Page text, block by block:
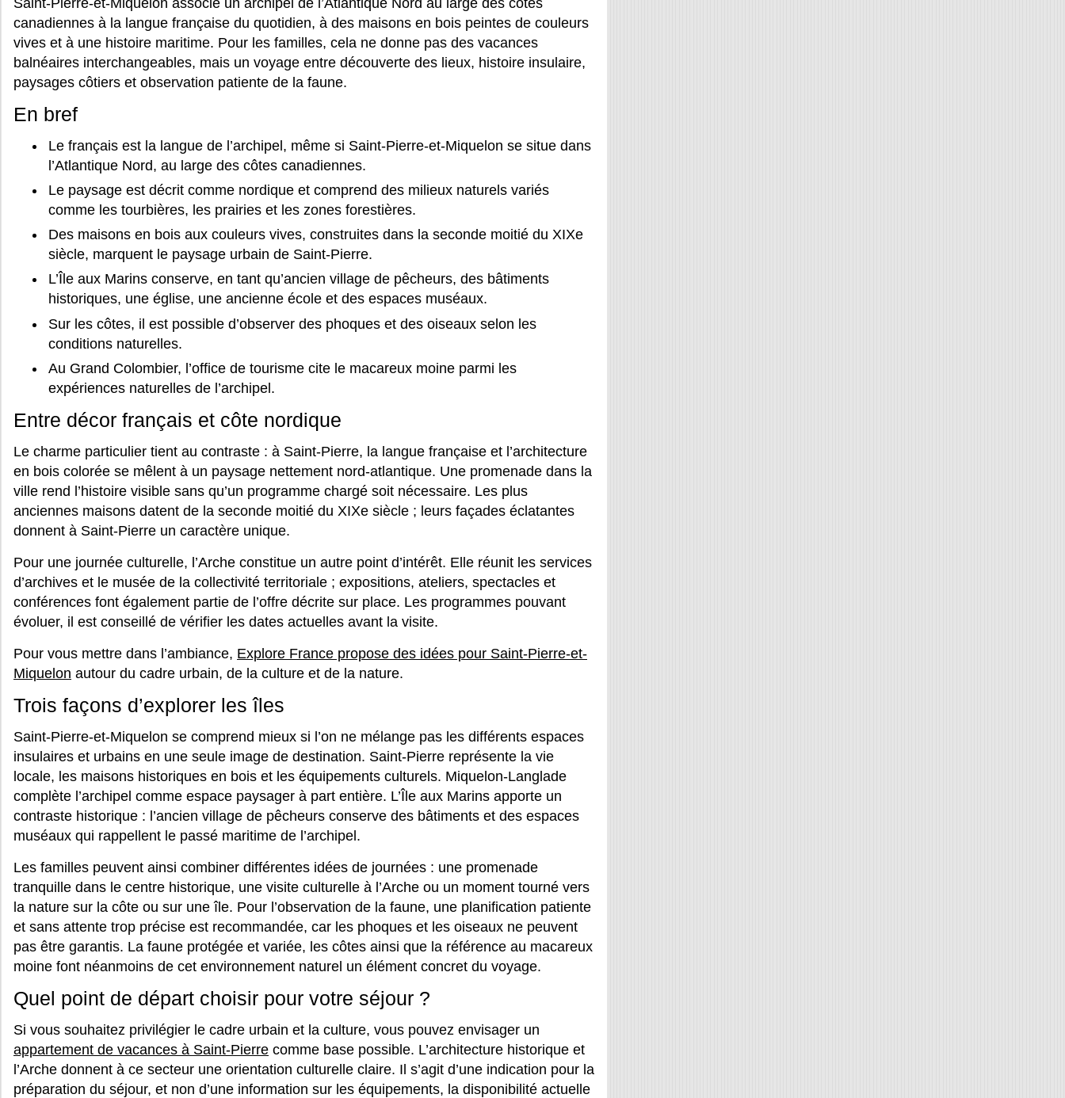
Saint-Pierre-et-Miquelon associe un archipel de l’Atlantique Nord au large des côtes
canadiennes à la langue française du quotidien, à des maisons en bois peintes de couleurs
vives et à une histoire maritime. Pour les familles, cela ne donne pas des vacances
balnéaires interchangeables, mais un voyage entre découverte des lieux, histoire insulaire,
paysages côtiers et observation patiente de la faune.
En bref
Le français est la langue de l’archipel, même si Saint-Pierre-et-Miquelon se situe dans
l’Atlantique Nord, au large des côtes canadiennes.
Le paysage est décrit comme nordique et comprend des milieux naturels variés
comme les tourbières, les prairies et les zones forestières.
Des maisons en bois aux couleurs vives, construites dans la seconde moitié du XIXe
siècle, marquent le paysage urbain de Saint-Pierre.
L’Île aux Marins conserve, en tant qu’ancien village de pêcheurs, des bâtiments
historiques, une église, une ancienne école et des espaces muséaux.
Sur les côtes, il est possible d’observer des phoques et des oiseaux selon les
conditions naturelles.
Au Grand Colombier, l’office de tourisme cite le macareux moine parmi les
expériences naturelles de l’archipel.
Entre décor français et côte nordique
Le charme particulier tient au contraste : à Saint-Pierre, la langue française et l’architecture
en bois colorée se mêlent à un paysage nettement nord-atlantique. Une promenade dans la
ville rend l’histoire visible sans qu’un programme chargé soit nécessaire. Les plus
anciennes maisons datent de la seconde moitié du XIXe siècle ; leurs façades éclatantes
donnent à Saint-Pierre un caractère unique.
Pour une journée culturelle, l’Arche constitue un autre point d’intérêt. Elle réunit les services
d’archives et le musée de la collectivité territoriale ; expositions, ateliers, spectacles et
conférences font également partie de l’offre décrite sur place. Les programmes pouvant
évoluer, il est conseillé de vérifier les dates actuelles avant la visite.
Pour vous mettre dans l’ambiance, Explore France propose des idées pour Saint-Pierre-et-
Miquelon autour du cadre urbain, de la culture et de la nature.
Trois façons d’explorer les îles
Saint-Pierre-et-Miquelon se comprend mieux si l’on ne mélange pas les différents espaces
insulaires et urbains en une seule image de destination. Saint-Pierre représente la vie
locale, les maisons historiques en bois et les équipements culturels. Miquelon-Langlade
complète l’archipel comme espace paysager à part entière. L’Île aux Marins apporte un
contraste historique : l’ancien village de pêcheurs conserve des bâtiments et des espaces
muséaux qui rappellent le passé maritime de l’archipel.
Les familles peuvent ainsi combiner différentes idées de journées : une promenade
tranquille dans le centre historique, une visite culturelle à l’Arche ou un moment tourné vers
la nature sur la côte ou sur une île. Pour l’observation de la faune, une planification patiente
et sans attente trop précise est recommandée, car les phoques et les oiseaux ne peuvent
pas être garantis. La faune protégée et variée, les côtes ainsi que la référence au macareux
moine font néanmoins de cet environnement naturel un élément concret du voyage.
Quel point de départ choisir pour votre séjour ?
Si vous souhaitez privilégier le cadre urbain et la culture, vous pouvez envisager un
appartement de vacances à Saint-Pierre comme base possible. L’architecture historique et
l’Arche donnent à ce secteur une orientation culturelle claire. Il s’agit d’une indication pour la
préparation du séjour, et non d’une information sur les équipements, la disponibilité actuelle